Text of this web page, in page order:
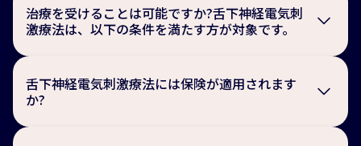
きかけ、閉塞性睡眠時無呼吸症候群を治療します。睡眠
中、システムは呼吸リズムと同期して舌下神経を微弱な
電気で刺激し、舌の根元の筋肉を収縮させることで、気
道の閉塞を防ぐことができます。患者ご本人が小さい携
寝前にスイッチをONにして、起床後にスイッチをOFFに
する操作だけです。
治療を受けることは可能ですか?舌下神経電気刺
激療法は、以下の条件を満たす方が対象です。
高度の肥満ではない。BMIが30未満であること。
CPAP療法の継続困難であること。
無呼吸低呼吸指数（AHI）が20以上の閉塞性睡眠時無呼
吸症候群であること。
舌下神経電気刺激療法には保険が適用されます
か?